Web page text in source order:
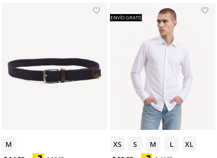
M XS S M L XL
ENVÍO GRATIS